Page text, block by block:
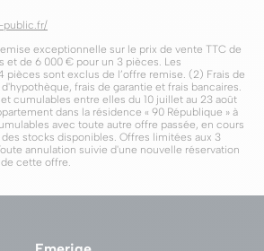
public.fr/
exceptionnelle sur le prix de vente TTC de
et de 6 000 € pour un 3 pièces. Les
pièces sont exclus de l’offre remise. (2) Frais de
frais de garantie et frais bancaires.
cumulables entre elles du 10 juillet au 23 août
dans la résidence « 90 République » à
avec toute autre offre passée, en cours
stocks disponibles. Offres limitées aux 3
annulation suivie d'une nouvelle réservation
cette offre.